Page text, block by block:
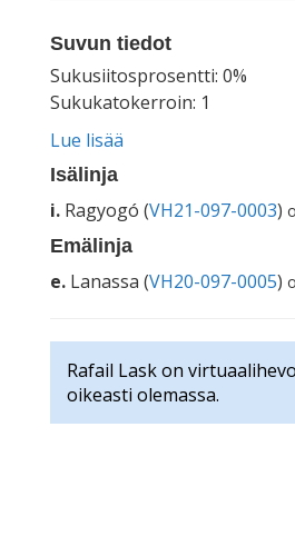
Suvun tiedot
Sukusiitosprosentti: 0%
Sukukatokerroin: 1
Lue lisää
Isälinja
i. Ragyogó (VH21-097-0003)
Emälinja
e. Lanassa (VH20-097-0005)
Rafail Lask on
oikeasti olemassa.